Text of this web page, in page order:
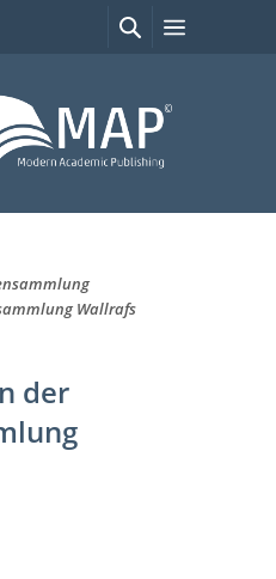
Suchen
mit
Wallrafs
der